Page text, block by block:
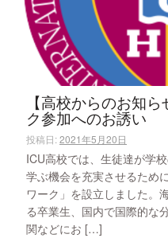
【高校からのお知
ク参加へのお誘い
投稿日:2021年5月20日
ICU高校では、生徒達が学
学ぶ機会を充実させるため
ワーク」を設立しました。
る卒業生、国内で国際的な
関などにお […]